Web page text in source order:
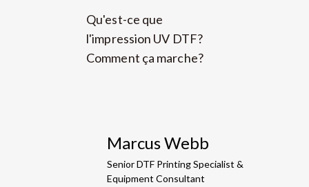
Qu'est-ce que
l'impression UV DTF?
Comment ça marche?
Marcus Webb
Senior DTF Printing Specialist &
Equipment Consultant